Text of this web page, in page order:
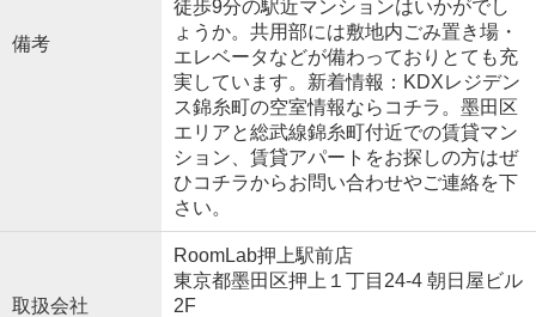
備考
徒歩9分の駅近マンションはいかがでし
ょうか。共用部には敷地内ごみ置き場・
エレベータなどが備わっておりとても充
実しています。新着情報：KDXレジデン
ス錦糸町の空室情報ならコチラ。墨田区
エリアと総武線錦糸町付近での賃貸マン
ション、賃貸アパートをお探しの方はぜ
ひコチラからお問い合わせやご連絡を下
さい。
取扱会社
RoomLab押上駅前店
東京都墨田区押上１丁目24-4 朝日屋ビル
2F